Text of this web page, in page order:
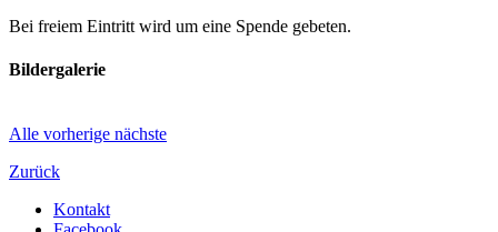
Bei freiem Eintritt wird um eine Spende gebeten.
Bildergalerie
Alle vorherige nächste
Zurück
Kontakt